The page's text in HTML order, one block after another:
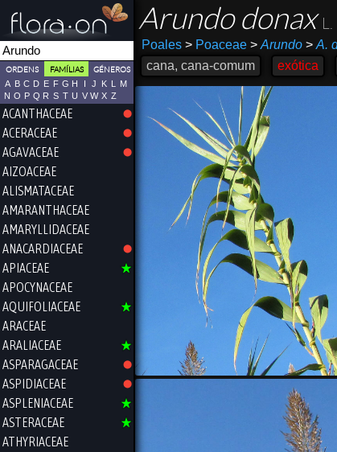
ORDENS FAMÍLIAS GÉNEROS
A B C D E F G H I J K L
M
N O P Q R S T U V W X Z
ACANTHACEAE
ACERACEAE
AGAVACEAE
AIZOACEAE
ALISMATACEAE
AMARANTHACEAE
AMARYLLIDACEAE
ANACARDIACEAE
APIACEAE
APOCYNACEAE
AQUIFOLIACEAE
ARACEAE
ARALIACEAE
ASPARAGACEAE
ASPIDIACEAE
ASPLENIACEAE
ASTERACEAE
ATHYRIACEAE
Arundo donax
Poales >Poaceae > Arundo > A.
cana, cana-comum
exótica